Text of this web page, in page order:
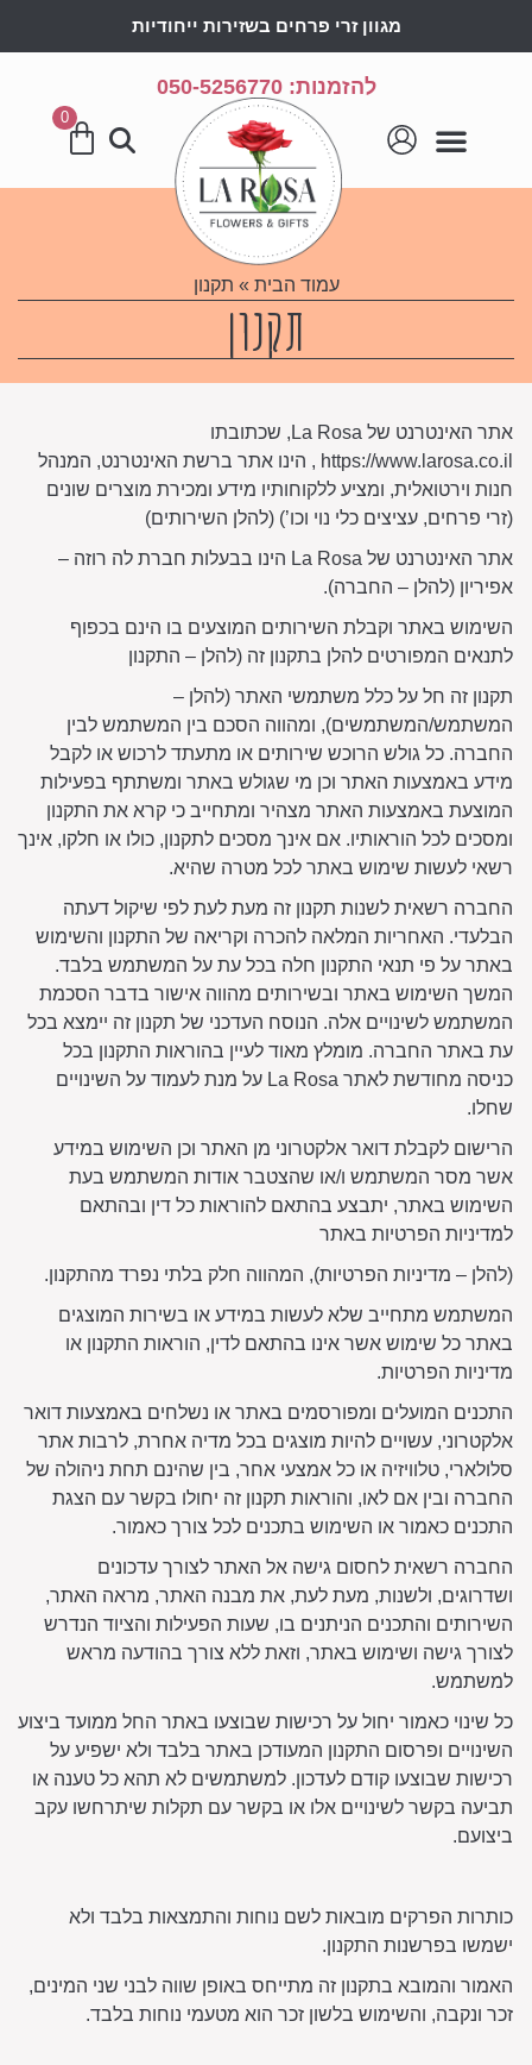
מגוון זרי פרחים בשזירות ייחודיות
להזמנות: 050-5256770
0
עמוד הבית » תקנון
תקנון
אתר האינטרנט של La Rosa, שכתובתו
https://www.larosa.co.il , הינו אתר ברשת האינטרנט, המנהל
חנות וירטואלית, ומציע ללקוחותיו מידע ומכירת מוצרים שונים
(זרי פרחים, עציצים כלי נוי וכו’) (להלן השירותים)
אתר האינטרנט של La Rosa הינו בבעלות חברת לה רוזה –
אפיריון (להלן – החברה).
השימוש באתר וקבלת השירותים המוצעים בו הינם בכפוף
לתנאים המפורטים להלן בתקנון זה (להלן – התקנון
תקנון זה חל על כלל משתמשי האתר (להלן –
המשתמש/המשתמשים), ומהווה הסכם בין המשתמש לבין
החברה. כל גולש הרוכש שירותים או מתעתד לרכוש או לקבל
מידע באמצעות האתר וכן מי שגולש באתר ומשתתף בפעילות
המוצעת באמצעות האתר מצהיר ומתחייב כי קרא את התקנון
ומסכים לכל הוראותיו. אם אינך מסכים לתקנון, כולו או חלקו, אינך
רשאי לעשות שימוש באתר לכל מטרה שהיא.
החברה רשאית לשנות תקנון זה מעת לעת לפי שיקול דעתה
הבלעדי. האחריות המלאה להכרה וקריאה של התקנון והשימוש
באתר על פי תנאי התקנון חלה בכל עת על המשתמש בלבד.
המשך השימוש באתר ובשירותים מהווה אישור בדבר הסכמת
המשתמש לשינויים אלה. הנוסח העדכני של תקנון זה יימצא בכל
עת באתר החברה. מומלץ מאוד לעיין בהוראות התקנון בכל
כניסה מחודשת לאתר La Rosa על מנת לעמוד על השינויים
שחלו.
הרישום לקבלת דואר אלקטרוני מן האתר וכן השימוש במידע
אשר מסר המשתמש ו/או שהצטבר אודות המשתמש בעת
השימוש באתר, יתבצע בהתאם להוראות כל דין ובהתאם
למדיניות הפרטיות באתר
(להלן – מדיניות הפרטיות), המהווה חלק בלתי נפרד מהתקנון.
המשתמש מתחייב שלא לעשות במידע או בשירות המוצגים
באתר כל שימוש אשר אינו בהתאם לדין, הוראות התקנון או
מדיניות הפרטיות.
התכנים המועלים ומפורסמים באתר או נשלחים באמצעות דואר
אלקטרוני, עשויים להיות מוצגים בכל מדיה אחרת, לרבות אתר
סלולארי, טלוויזיה או כל אמצעי אחר, בין שהינם תחת ניהולה של
החברה ובין אם לאו, והוראות תקנון זה יחולו בקשר עם הצגת
התכנים כאמור או השימוש בתכנים לכל צורך כאמור.
החברה רשאית לחסום גישה אל האתר לצורך עדכונים
ושדרוגים, ולשנות, מעת לעת, את מבנה האתר, מראה האתר,
השירותים והתכנים הניתנים בו, שעות הפעילות והציוד הנדרש
לצורך גישה ושימוש באתר, וזאת ללא צורך בהודעה מראש
למשתמש.
כל שינוי כאמור יחול על רכישות שבוצעו באתר החל ממועד ביצוע
השינויים ופרסום התקנון המעודכן באתר בלבד ולא ישפיע על
רכישות שבוצעו קודם לעדכון. למשתמשים לא תהא כל טענה או
תביעה בקשר לשינויים אלו או בקשר עם תקלות שיתרחשו עקב
ביצועם.
כותרות הפרקים מובאות לשם נוחות והתמצאות בלבד ולא
ישמשו בפרשנות התקנון.
האמור והמובא בתקנון זה מתייחס באופן שווה לבני שני המינים,
זכר ונקבה, והשימוש בלשון זכר הוא מטעמי נוחות בלבד.